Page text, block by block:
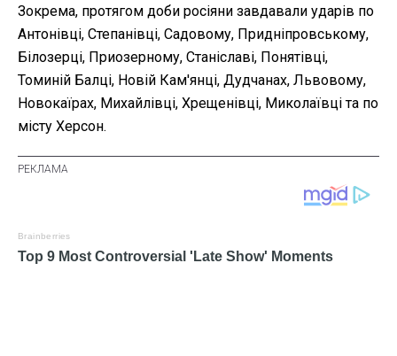
Зокрема, протягом доби росіяни завдавали ударів по
Антонівці, Степанівці, Садовому, Придніпровському,
Білозерці, Приозерному, Станіславі, Понятівці,
Томиній Балці, Новій Кам'янці, Дудчанах, Львовому,
Новокаїрах, Михайлівці, Хрещенівці, Миколаївці та по
місту Херсон.